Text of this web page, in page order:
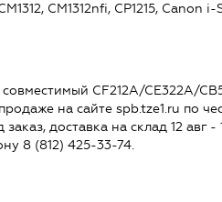
CM1312nfi, CP1215,
CF212A/CE322A/
на сайте spb.tze1.ru по
заказ, доставка на склад 12
8 (812) 425-33-74.